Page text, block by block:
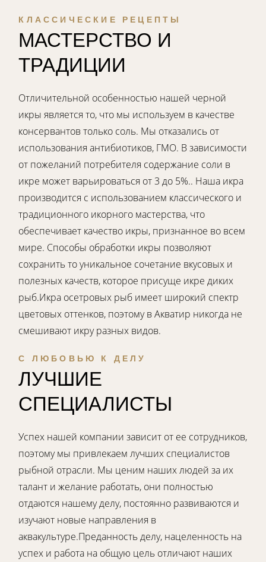
КЛАССИЧЕСКИЕ РЕЦЕПТЫ
МАСТЕРСТВО И
ТРАДИЦИИ
Отличительной особенностью нашей черной
икры является то, что мы используем в качестве
консервантов только соль. Мы отказались от
использования антибиотиков, ГМО. В зависимости
от пожеланий потребителя содержание соли в
икре может варьироваться от 3 до 5%.. Наша икра
производится с использованием классического и
традиционного икорного мастерства, что
обеспечивает качество икры, признанное во всем
мире. Способы обработки икры позволяют
сохранить то уникальное сочетание вкусовых и
полезных качеств, которое присуще икре диких
рыб.Икра осетровых рыб имеет широкий спектр
цветовых оттенков, поэтому в Акватир никогда не
смешивают икру разных видов.
С ЛЮБОВЬЮ К ДЕЛУ
ЛУЧШИЕ
СПЕЦИАЛИСТЫ
Успех нашей компании зависит от ее сотрудников,
поэтому мы привлекаем лучших специалистов
рыбной отрасли. Мы ценим наших людей за их
талант и желание работать, они полностью
отдаются нашему делу, постоянно развиваются и
изучают новые направления в
аквакультуре.Преданность делу, нацеленность на
успех и работа на общую цель отличают наших